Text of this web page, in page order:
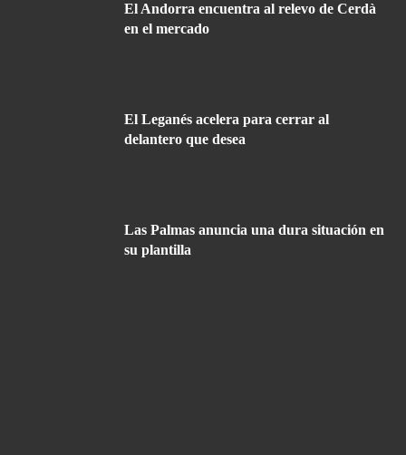
El Andorra encuentra al relevo de Cerdà
en el mercado
El Leganés acelera para cerrar al
delantero que desea
Las Palmas anuncia una dura situación en
su plantilla